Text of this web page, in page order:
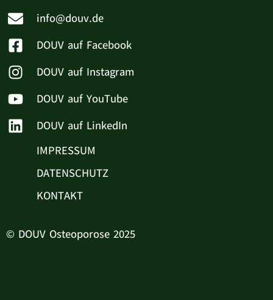
info@douv.de
DOUV auf Facebook
DOUV auf Instagram
DOUV auf YouTube
DOUV auf LinkedIn
IMPRESSUM
DATENSCHUTZ
KONTAKT
© DOUV Osteoporose 2025